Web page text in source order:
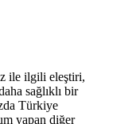
ile ilgili eleştiri,
sağlıklı bir
Türkiye
yapan diğer